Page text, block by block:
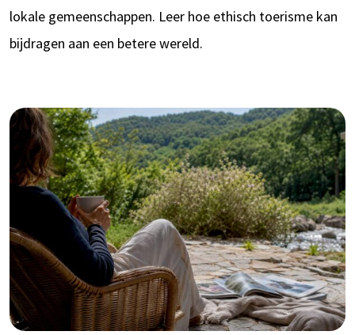
lokale gemeenschappen. Leer hoe ethisch toerisme kan
bijdragen aan een betere wereld.